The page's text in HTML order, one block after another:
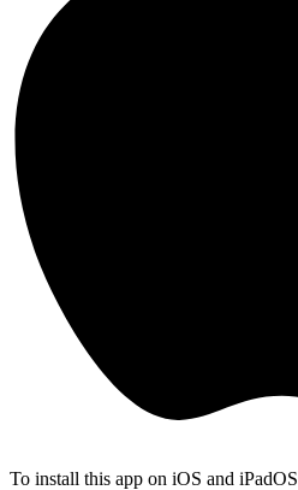
To install this app on iOS and iPadOS